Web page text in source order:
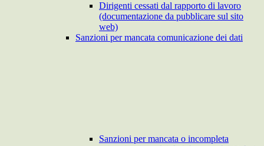
Dirigenti cessati dal rapporto di lavoro
(documentazione da pubblicare sul sito
web)
Sanzioni per mancata comunicazione dei dati
Sanzioni per mancata o incompleta